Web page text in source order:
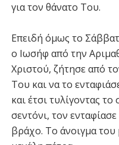
για τον θάνατο Του.
Επειδή όμως το
ο Ιωσήφ από την
Χριστού, ζήτησε από
Του και να το
και έτσι τυλίγοντας
σεντόνι, τον
βράχο. Το άνοιγμα του